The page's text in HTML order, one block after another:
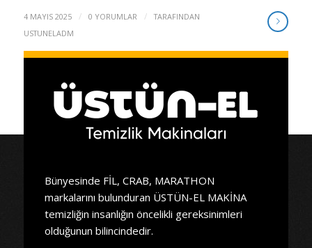
4 MAYIS 2025 / 0 YORUMLAR /
TARAFINDAN
USTUNELADM
Bünyesinde FİL, CRAB, MARATHON
markalarını bulunduran ÜSTÜN-EL MAKİNA
temizliğin insanlığın öncelikli gereksinimleri
olduğunun bilincindedir.